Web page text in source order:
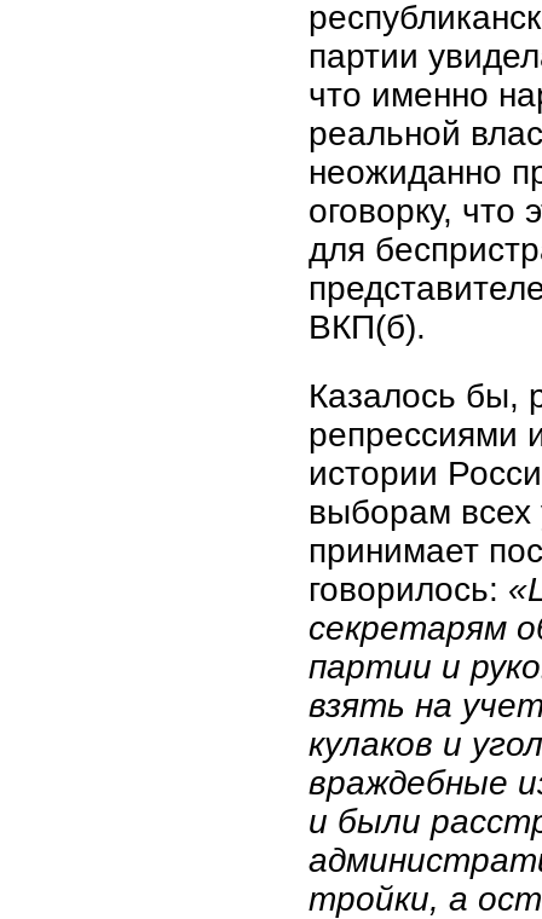
партии
что именно
реальной
неожиданно
оговорку, что
для
ВКП(б).
Казалось бы,
репрессиями
истории
выборам
принимает
говорилось:
секретарям
партии и
взять на
кулаков и
враждебные
и были
тройки, а